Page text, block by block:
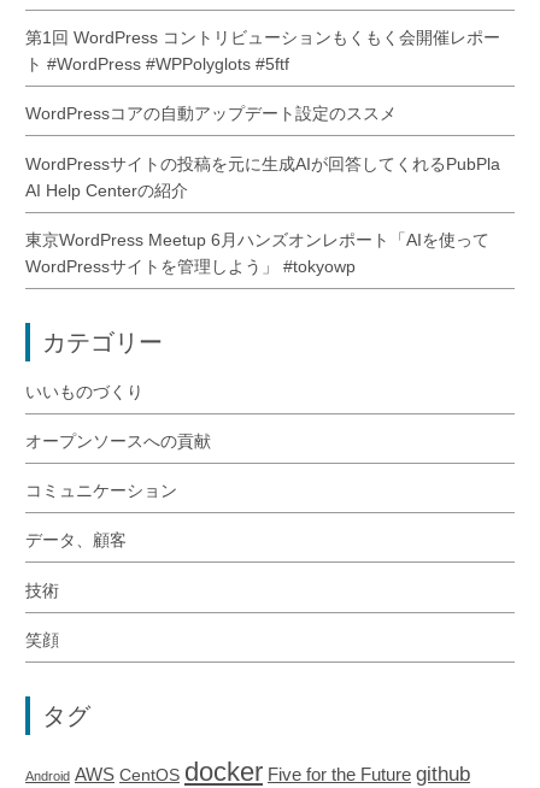
第1回 WordPress コントリビューションもくもく会開催レポー
ト #WordPress #WPPolyglots #5ftf
WordPressコアの自動アップデート設定のススメ
WordPressサイトの投稿を元に生成AIが回答してくれるPubPla
AI Help Centerの紹介
東京WordPress Meetup 6月ハンズオンレポート「AIを使って
WordPressサイトを管理しよう」 #tokyowp
カテゴリー
いいものづくり
オープンソースへの貢献
コミュニケーション
データ、顧客
技術
笑顔
タグ
Android AWS CentOS docker Five for the Future github